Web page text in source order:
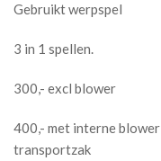
Gebruikt werpspel
3 in 1 spellen.
300,- excl blower
400,- met interne blower
transportzak